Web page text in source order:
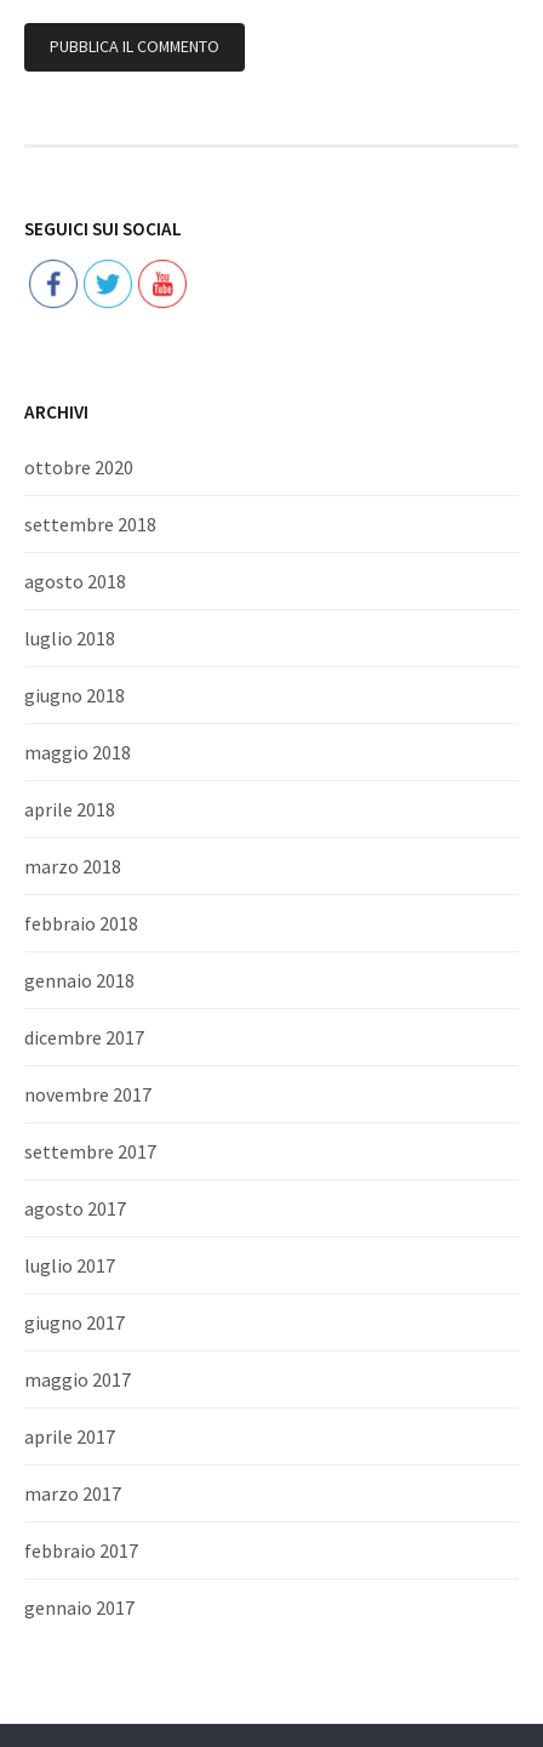
SEGUICI SUI SOCIAL
ARCHIVI
ottobre 2020
settembre 2018
agosto 2018
luglio 2018
giugno 2018
maggio 2018
aprile 2018
marzo 2018
febbraio 2018
gennaio 2018
dicembre 2017
novembre 2017
settembre 2017
agosto 2017
luglio 2017
giugno 2017
maggio 2017
aprile 2017
marzo 2017
febbraio 2017
gennaio 2017